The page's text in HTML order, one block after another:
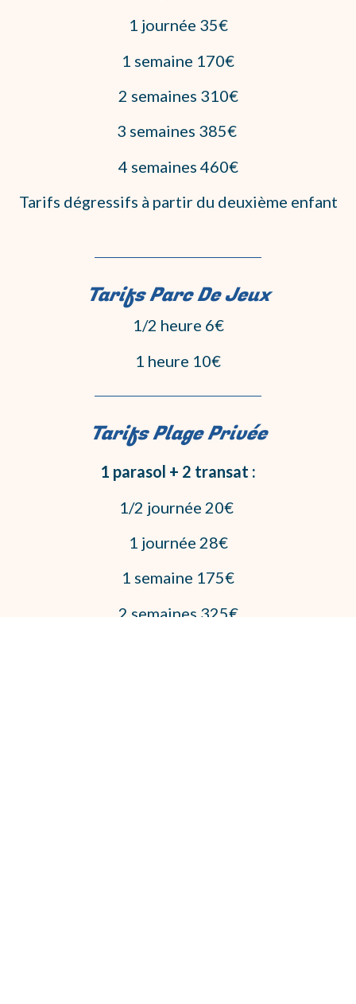
1 journée 35€
1 semaine 170€
2 semaines 310€
3 semaines 385€
4 semaines 460€
Tarifs dégressifs à partir du deuxième enfant
Tarifs Parc De Jeux
1/2 heure 6€
1 heure 10€
Tarifs Plage Privée
1 parasol + 2 transat :
1/2 journée 20€
1 journée 28€
1 semaine 175€
2 semaines 325€